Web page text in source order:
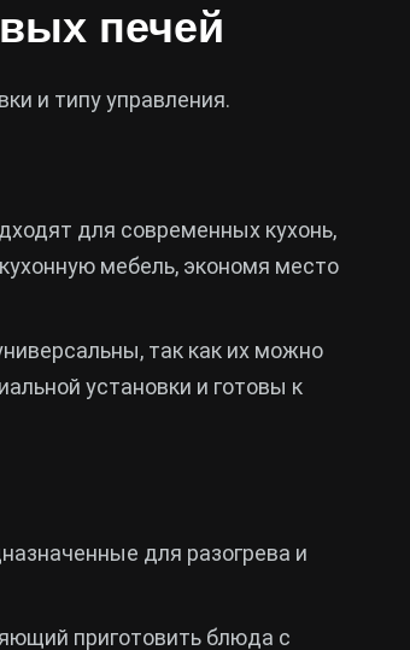
печей
и типу управления.
для современных кухонь,
мебель, экономя место
так как их можно
установки и готовы к
для разогрева и
приготовить блюда с